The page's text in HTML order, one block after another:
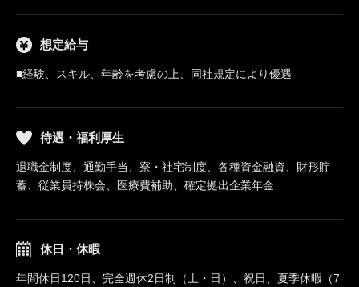
想定給与
■経験、スキル、年齢を考慮の上、同社規定により優遇
待遇・福利厚生
退職金制度、通勤手当、寮・社宅制度、各種資金融資、財形貯
蓄、従業員持株会、医療費補助、確定拠出企業年金
休日・休暇
年間休日120日、完全週休2日制（土・日）、祝日、夏季休暇（7